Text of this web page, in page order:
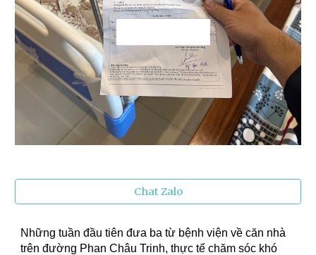
Chat Zalo
Những tuần đầu tiên đưa ba từ bệnh viện về căn nhà
trên đường Phan Châu Trinh, thực tế chăm sóc khó